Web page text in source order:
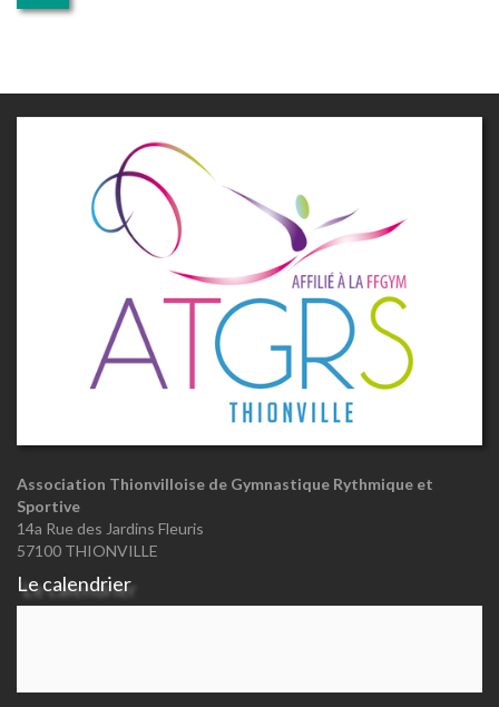
Association Thionvilloise de Gymnastique Rythmique et
Sportive
14a Rue des Jardins Fleuris
57100 THIONVILLE
Le calendrier